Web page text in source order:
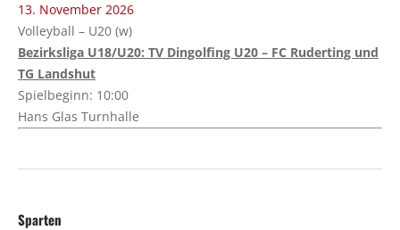
13. November 2026
Volleyball – U20 (w)
Bezirksliga U18/U20: TV Dingolfing U20 – FC Ruderting und
TG Landshut
Spielbeginn: 10:00
Hans Glas Turnhalle
Sparten